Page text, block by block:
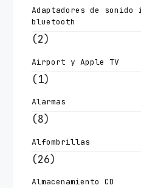
Adaptadores de sonido
bluetooth
(2)
Airport y Apple TV
(1)
Alarmas
(8)
Alfombrillas
(26)
Almacenamiento CD